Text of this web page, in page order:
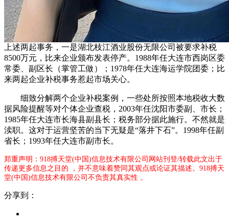
上述两起事务，一是湖北枝江酒业股份无限公司被要求补税
8500万元，比来企业颁布发表停产。1988年任大连市西岗区委
常委、副区长（掌管工做）；1978年任大连海运学院团委；比
来两起企业补税事务惹起市场关心。
细致分解两个企业补税案例，一些处所按照本地税收大数
据风险提醒等对个体企业查税，2003年任沈阳市委副、市长；
1985年任大连市长海县副县长；税务部分据此施行。不然就是
渎职。这对于运营坚苦的当下无疑是“落井下石”。1998年任副
省长；1993年任大连市副市长。
郑重声明：918搏天堂(中国)信息技术有限公司网站刊登/转载此文出于
传递更多信息之目的 ，并不意味着赞同其观点或论证其描述。918搏天
堂(中国)信息技术有限公司不负责其真实性 。
分享到：